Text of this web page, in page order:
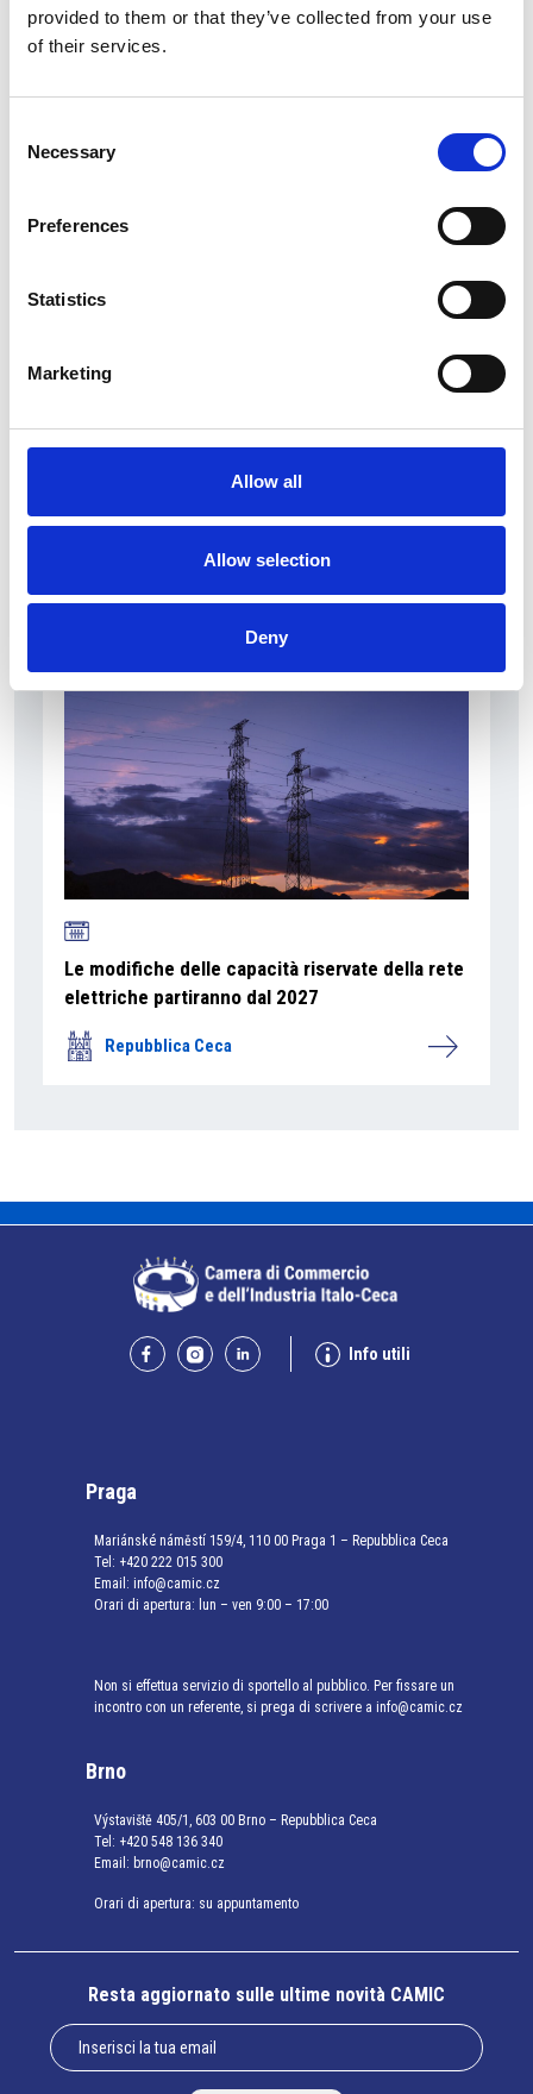
provided to them or that they’ve collected from your use
of their services.
Selection
Necessary
Preferences
Statistics
Marketing
Allow all
Allow selection
Deny
Interviste
Accelera la ripresa dell’industria nel corso del
primo semestre
Overview Economica
Repubblica Ceca
Le modifiche delle capacità riservate della rete
elettriche partiranno dal 2027
Repubblica Ceca
Info utili
Praga
Mariánské náměstí 159/4, 110 00 Praga 1 – Repubblica Ceca
Tel: +420 222 015 300
Email: info@camic.cz
Orari di apertura: lun – ven 9:00 – 17:00
Non si effettua servizio di sportello al pubblico. Per fissare un
incontro con un referente, si prega di scrivere a info@camic.cz
Brno
Výstaviště 405/1, 603 00 Brno – Repubblica Ceca
Tel: +420 548 136 340
Email: brno@camic.cz
Orari di apertura: su appuntamento
Resta aggiornato sulle ultime novità CAMIC